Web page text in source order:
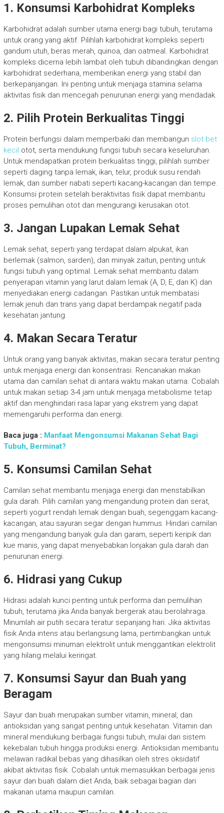
1. Konsumsi Karbohidrat Kompleks
Karbohidrat adalah sumber utama energi bagi tubuh, terutama
untuk orang yang aktif. Pilihlah karbohidrat kompleks seperti
gandum utuh, beras merah, quinoa, dan oatmeal. Karbohidrat
kompleks dicerna lebih lambat oleh tubuh dibandingkan dengan
karbohidrat sederhana, memberikan energi yang stabil dan
berkepanjangan. Ini penting untuk menjaga stamina selama
aktivitas fisik dan mencegah penurunan energi yang mendadak.
2. Pilih Protein Berkualitas Tinggi
Protein berfungsi dalam memperbaiki dan membangun slot bet
kecil otot, serta mendukung fungsi tubuh secara keseluruhan.
Untuk mendapatkan protein berkualitas tinggi, pilihlah sumber
seperti daging tanpa lemak, ikan, telur, produk susu rendah
lemak, dan sumber nabati seperti kacang-kacangan dan tempe.
Konsumsi protein setelah beraktivitas fisik dapat membantu
proses pemulihan otot dan mengurangi kerusakan otot.
3. Jangan Lupakan Lemak Sehat
Lemak sehat, seperti yang terdapat dalam alpukat, ikan
berlemak (salmon, sarden), dan minyak zaitun, penting untuk
fungsi tubuh yang optimal. Lemak sehat membantu dalam
penyerapan vitamin yang larut dalam lemak (A, D, E, dan K) dan
menyediakan energi cadangan. Pastikan untuk membatasi
lemak jenuh dan trans yang dapat berdampak negatif pada
kesehatan jantung.
4. Makan Secara Teratur
Untuk orang yang banyak aktivitas, makan secara teratur penting
untuk menjaga energi dan konsentrasi. Rencanakan makan
utama dan camilan sehat di antara waktu makan utama. Cobalah
untuk makan setiap 3-4 jam untuk menjaga metabolisme tetap
aktif dan menghindari rasa lapar yang ekstrem yang dapat
memengaruhi performa dan energi.
Baca juga : Manfaat Mengonsumsi Makanan Sehat Bagi
Tubuh, Berminat?
5. Konsumsi Camilan Sehat
Camilan sehat membantu menjaga energi dan menstabilkan
gula darah. Pilih camilan yang mengandung protein dan serat,
seperti yogurt rendah lemak dengan buah, segenggam kacang-
kacangan, atau sayuran segar dengan hummus. Hindari camilan
yang mengandung banyak gula dan garam, seperti keripik dan
kue manis, yang dapat menyebabkan lonjakan gula darah dan
penurunan energi.
6. Hidrasi yang Cukup
Hidrasi adalah kunci penting untuk performa dan pemulihan
tubuh, terutama jika Anda banyak bergerak atau berolahraga.
Minumlah air putih secara teratur sepanjang hari. Jika aktivitas
fisik Anda intens atau berlangsung lama, pertimbangkan untuk
mengonsumsi minuman elektrolit untuk menggantikan elektrolit
yang hilang melalui keringat.
7. Konsumsi Sayur dan Buah yang
Beragam
Sayur dan buah merupakan sumber vitamin, mineral, dan
antioksidan yang sangat penting untuk kesehatan. Vitamin dan
mineral mendukung berbagai fungsi tubuh, mulai dari sistem
kekebalan tubuh hingga produksi energi. Antioksidan membantu
melawan radikal bebas yang dihasilkan oleh stres oksidatif
akibat aktivitas fisik. Cobalah untuk memasukkan berbagai jenis
sayur dan buah dalam diet Anda, baik sebagai bagian dari
makanan utama maupun camilan.